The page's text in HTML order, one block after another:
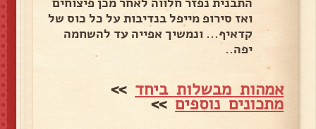
ואז סירופ מייפל בנדיבות על כל כוס של
קדאיף... ונמשיך אפייה עד להשחמה
יפה..
אמהות מבשלות ביחד >>
מתכונים נוספים>>